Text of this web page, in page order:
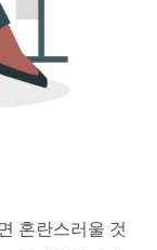
혼란스러울 것